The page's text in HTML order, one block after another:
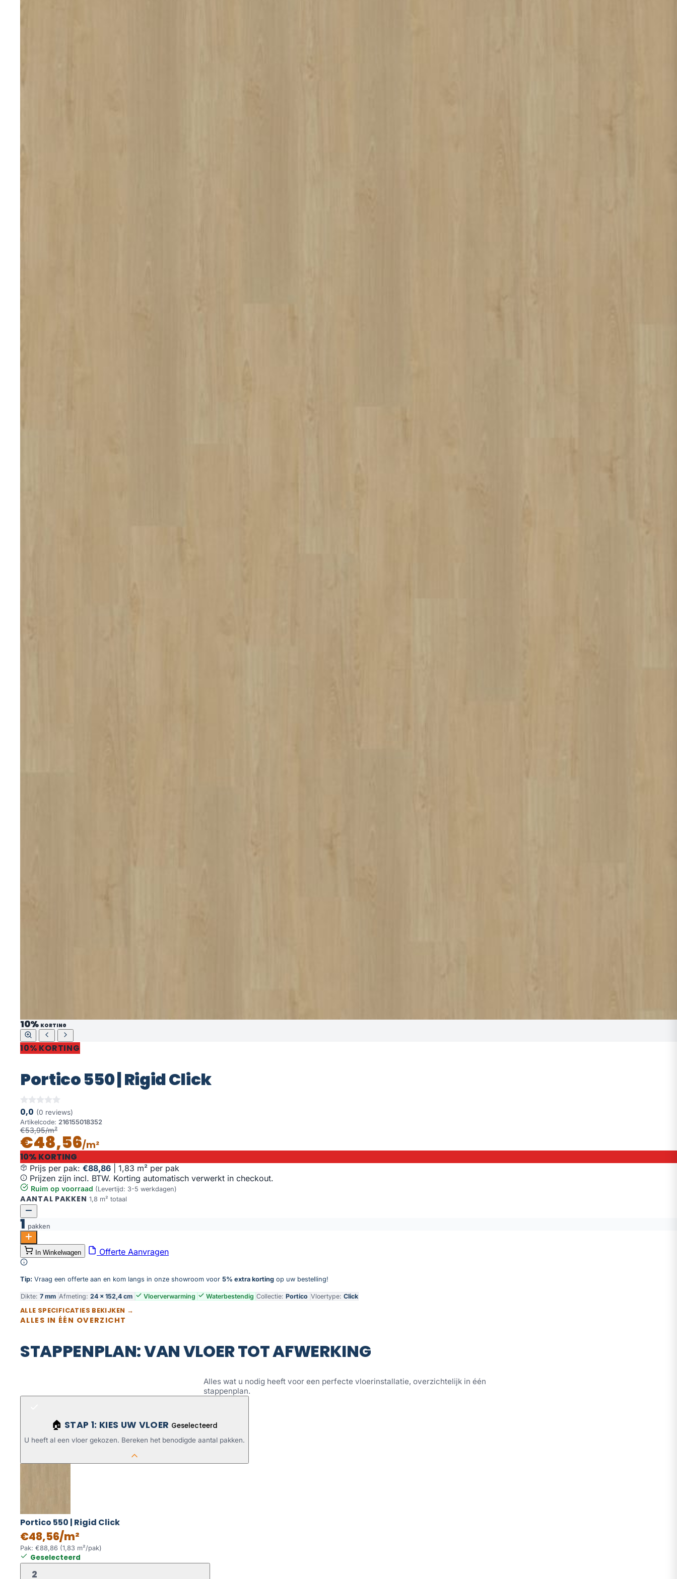
10% KORTING
10% KORTING
Portico 550 | Rigid Click
0,0 (0 reviews)
Artikelcode: 216155018352
€53,95/m²
€48,56/m²
10% KORTING
Prijs per pak: €88,86
1,83 m² per pak
Prijzen zijn incl. BTW. Korting automatisch verwerkt in checkout.
Ruim op voorraad (Levertijd: 3-5 werkdagen)
AANTAL PAKKEN 1,8 m² totaal
1 pakken
Portico 550 | Rigid Click aantal
Toevoegen aan winkelwagen
In Winkelwagen Offerte Aanvragen
Tip: Vraag een offerte aan en kom langs in onze showroom voor 5% extra korting op uw bestelling!
Dikte: 7 mm Afmeting: 24 × 152,4 cm Vloerverwarming Waterbestendig Collectie: Portico Vloertype: Click
ALLE SPECIFICATIES BEKIJKEN →
ALLES IN ÉÉN OVERZICHT
STAPPENPLAN: VAN VLOER TOT AFWERKING
Alles wat u nodig heeft voor een perfecte vloerinstallatie, overzichtelijk in één
stappenplan.
🏠 STAP 1: KIES UW VLOER Geselecteerd
U heeft al een vloer gekozen. Bereken het benodigde aantal pakken.
Portico 550 | Rigid Click
€48,56/m²
Pak: €88,86 (1,83 m²/pak)
Geselecteerd
2